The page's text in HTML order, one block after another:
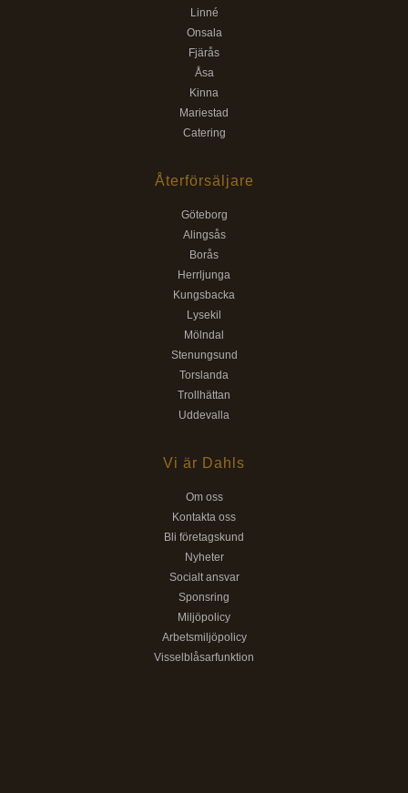
Linné
Onsala
Fjärås
Åsa
Kinna
Mariestad
Catering
Återförsäljare
Göteborg
Alingsås
Borås
Herrljunga
Kungsbacka
Lysekil
Mölndal
Stenungsund
Torslanda
Trollhättan
Uddevalla
Vi är Dahls
Om oss
Kontakta oss
Bli företagskund
Nyheter
Socialt ansvar
Sponsring
Miljöpolicy
Arbetsmiljöpolicy
Visselblåsarfunktion